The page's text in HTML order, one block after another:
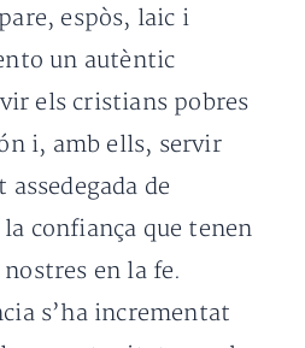
espòs, laic i
un autèntic
els cristians pobres
i, amb ells, servir
de
confiança que tenen
en la fe.
s’ha incrementat